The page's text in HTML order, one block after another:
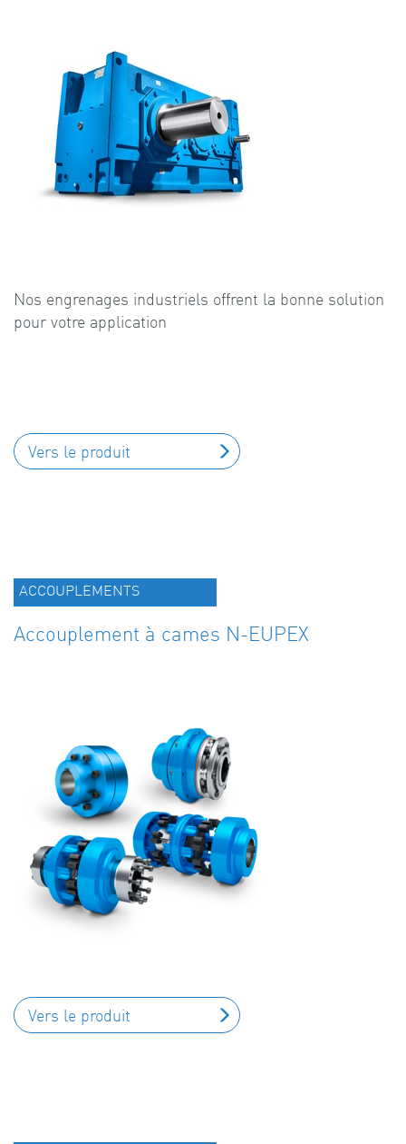
Nos engrenages industriels offrent la bonne solution
pour votre application
Vers le produit
ACCOUPLEMENTS
Accouplement à cames N-EUPEX
Vers le produit